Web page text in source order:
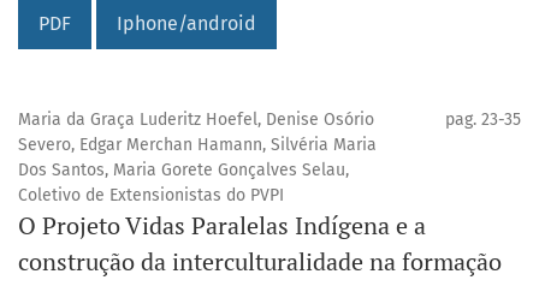
PDF Iphone/android
Maria da Graça Luderitz Hoefel, Denise Osório
Severo, Edgar Merchan Hamann, Silvéria Maria
Dos Santos, Maria Gorete Gonçalves Selau,
Coletivo de Extensionistas do PVPI
pag. 23-35
O Projeto Vidas Paralelas Indígena e a
construção da interculturalidade na formação